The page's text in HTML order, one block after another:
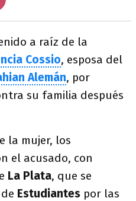
a raíz de la
Cossio, esposa del
Alemán, por
su familia después
la mujer, los
el acusado, con
La Plata, que se
Estudiantes por las